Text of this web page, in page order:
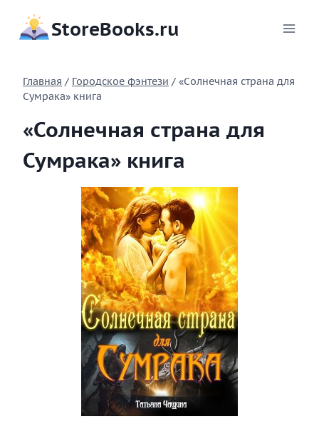
содержимому
StoreBooks.ru
Главная / Городское фэнтези / «Солнечная страна для
Сумрака» книга
«Солнечная страна для
Сумрака» книга